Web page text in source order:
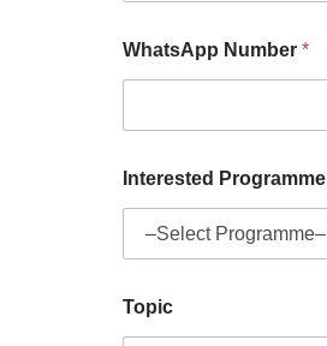
WhatsApp Number *
Interested Programme
Topic